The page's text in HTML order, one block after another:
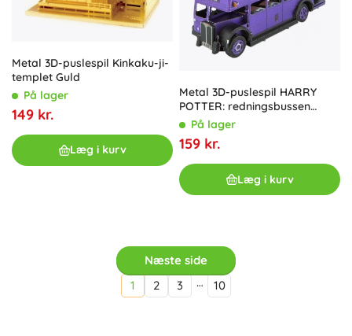
Metal 3D-puslespil Kinkaku-ji-
templet Guld
På lager
149 kr.
Læg i kurv
Metal 3D-puslespil HARRY
POTTER: redningsbussen
(Knight Bus) METAL EARTH
På lager
159 kr.
Læg i kurv
Næste side
1
2 3 … 10